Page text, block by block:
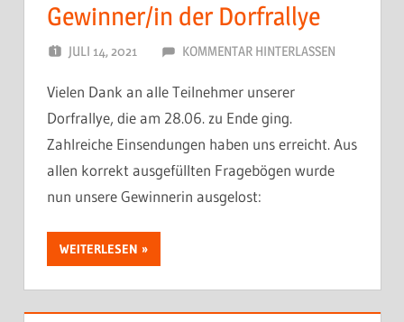
Gewinner/in der Dorfrallye
JULI 14, 2021 DORFJUGEND
KOMMENTAR HINTERLASSEN
Vielen Dank an alle Teilnehmer unserer
Dorfrallye, die am 28.06. zu Ende ging.
Zahlreiche Einsendungen haben uns erreicht. Aus
allen korrekt ausgefüllten Fragebögen wurde
nun unsere Gewinnerin ausgelost:
WEITERLESEN